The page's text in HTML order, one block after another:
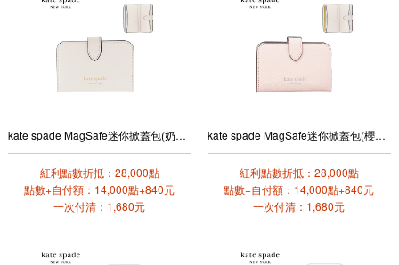
kate spade MagSafe迷你掀蓋包(奶油白)
紅利點數折抵：28,000點
點數+自付額：14,000點+840元
一次付清：1,680元
kate spade MagSafe迷你掀蓋包(櫻花粉)
紅利點數折抵：28,000點
點數+自付額：14,000點+840元
一次付清：1,680元